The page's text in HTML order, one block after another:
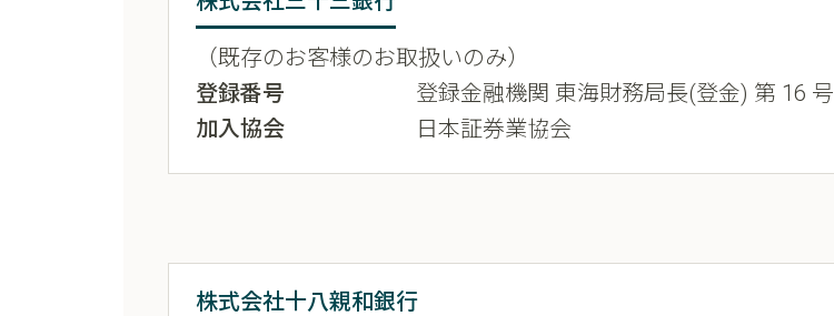
（既存のお客様のお取扱いのみ）
登録番号
登録金融機関 東海財務局長(登金) 第 16 号
加入協会
日本証券業協会
株式会社十八親和銀行